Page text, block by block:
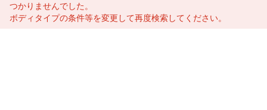
つかりませんでした。
ボディタイプの条件等を変更して再度検索してください。